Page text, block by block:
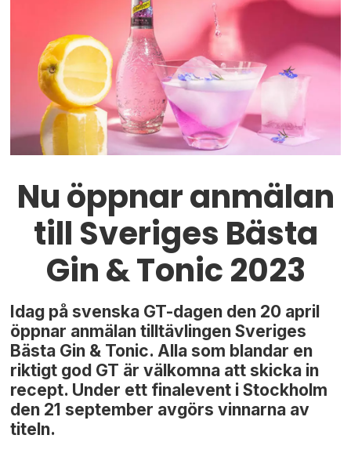
Nu öppnar anmälan
till Sveriges Bästa
Gin & Tonic 2023
Idag på svenska GT-dagen den 20 april
öppnar anmälan tilltävlingen Sveriges
Bästa Gin & Tonic. Alla som blandar en
riktigt god GT är välkomna att skicka in
recept. Under ett finalevent i Stockholm
den 21 september avgörs vinnarna av
titeln.